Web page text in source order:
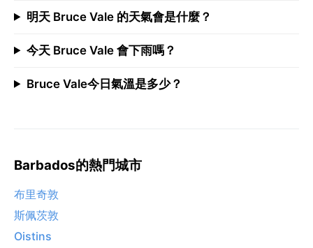
明天 Bruce Vale 的天氣會是什麼？
今天 Bruce Vale 會下雨嗎？
Bruce Vale今日氣溫是多少？
Barbados的熱門城市
布里奇敦
斯佩茨敦
Oistins